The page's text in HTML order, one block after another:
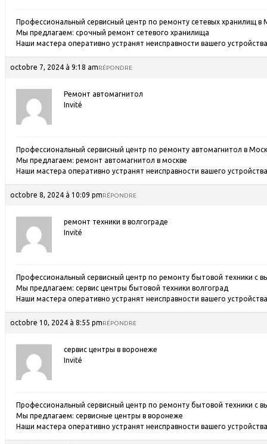
Профессиональный сервисный центр по ремонту сетевых хранилищ в
Мы предлагаем: срочный ремонт сетевого хранилища
Наши мастера оперативно устранят неисправности вашего
octobre 7, 2024 à 9:18 amRÉPONDRE
Ремонт автомагнитол
Invité
Профессиональный сервисный центр по ремонту автомагнитол в
Мы предлагаем: ремонт автомагнитол в москве
Наши мастера оперативно устранят неисправности вашего
octobre 8, 2024 à 10:09 pmRÉPONDRE
ремонт техники в волгограде
Invité
Профессиональный сервисный центр по ремонту бытовой техники с
Мы предлагаем: сервис центры бытовой техники волгоград
Наши мастера оперативно устранят неисправности вашего
octobre 10, 2024 à 8:55 pmRÉPONDRE
сервис центры в воронеже
Invité
Профессиональный сервисный центр по ремонту бытовой техники с
Мы предлагаем: сервисные центры в воронеже
Наши мастера оперативно устранят неисправности вашего